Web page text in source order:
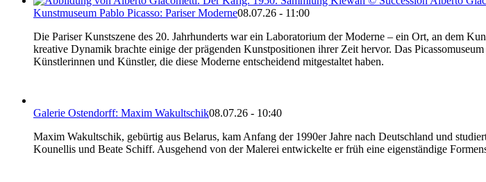
Kunstmuseum Pablo Picasso: Pariser Moderne08.07.26 - 11:00
Die Pariser Kunstszene des 20. Jahrhunderts war ein Laboratorium der Moderne – ein Ort, an dem
kreative Dynamik brachte einige der prägenden Kunstpositionen ihrer Zeit hervor. Das
Künstlerinnen und Künstler, die diese Moderne entscheidend mitgestaltet haben.
Galerie Ostendorff: Maxim Wakultschik08.07.26 - 10:40
Maxim Wakultschik, gebürtig aus Belarus, kam Anfang der 1990er Jahre nach Deutschland und
Kounellis und Beate Schiff. Ausgehend von der Malerei entwickelte er früh eine eigenständige